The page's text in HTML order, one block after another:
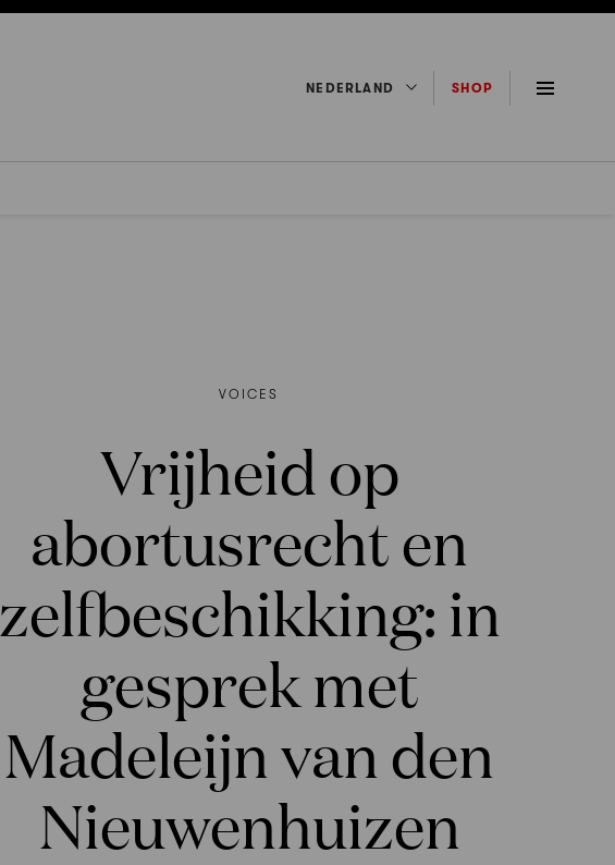
NEDERLAND SHOP
VOICES
Vrijheid op
abortusrecht en
zelfbeschikking: in
gesprek met
Madeleijn van den
Nieuwenhuizen